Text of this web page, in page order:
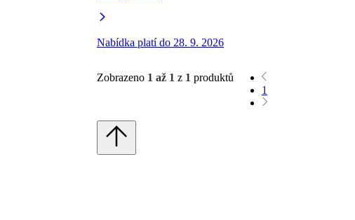
Nabídka platí do 28. 9. 2026
Zobrazeno 1 až 1 z 1 produktů
1